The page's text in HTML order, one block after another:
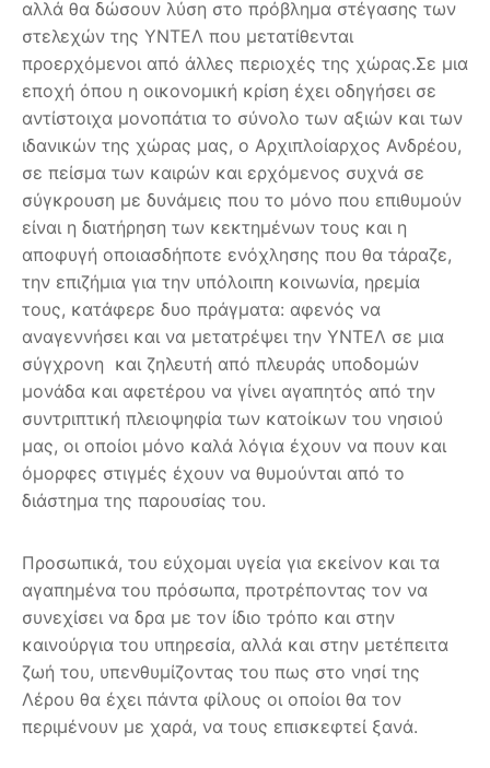
αλλά θα δώσουν λύση στο πρόβλημα στέγασης των
στελεχών της ΥΝΤΕΛ που μετατίθενται
προερχόμενοι από άλλες περιοχές της χώρας.Σε μια
εποχή όπου η οικονομική κρίση έχει οδηγήσει σε
αντίστοιχα μονοπάτια το σύνολο των αξιών και των
ιδανικών της χώρας μας, ο Αρχιπλοίαρχος Ανδρέου,
σε πείσμα των καιρών και ερχόμενος συχνά σε
σύγκρουση με δυνάμεις που το μόνο που επιθυμούν
είναι η διατήρηση των κεκτημένων τους και η
αποφυγή οποιασδήποτε ενόχλησης που θα τάραζε,
την επιζήμια για την υπόλοιπη κοινωνία, ηρεμία
τους, κατάφερε δυο πράγματα: αφενός να
αναγεννήσει και να μετατρέψει την ΥΝΤΕΛ σε μια
σύγχρονη και ζηλευτή από πλευράς υποδομών
μονάδα και αφετέρου να γίνει αγαπητός από την
συντριπτική πλειοψηφία των κατοίκων του νησιού
μας, οι οποίοι μόνο καλά λόγια έχουν να πουν και
όμορφες στιγμές έχουν να θυμούνται από το
διάστημα της παρουσίας του.
Προσωπικά, του εύχομαι υγεία για εκείνον και τα
αγαπημένα του πρόσωπα, προτρέποντας τον να
συνεχίσει να δρα με τον ίδιο τρόπο και στην
καινούργια του υπηρεσία, αλλά και στην μετέπειτα
ζωή του, υπενθυμίζοντας του πως στο νησί της
Λέρου θα έχει πάντα φίλους οι οποίοι θα τον
περιμένουν με χαρά, να τους επισκεφτεί ξανά.